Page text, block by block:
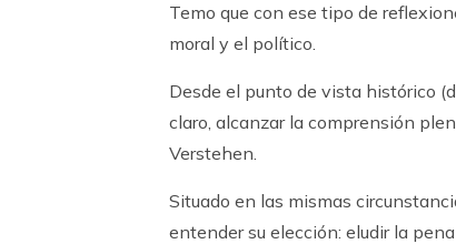
Temo que con ese tipo de
moral y el político.
Desde el punto de vista histórico
claro, alcanzar la comprensión
Verstehen.
Situado en las mismas
entender su elección: eludir la